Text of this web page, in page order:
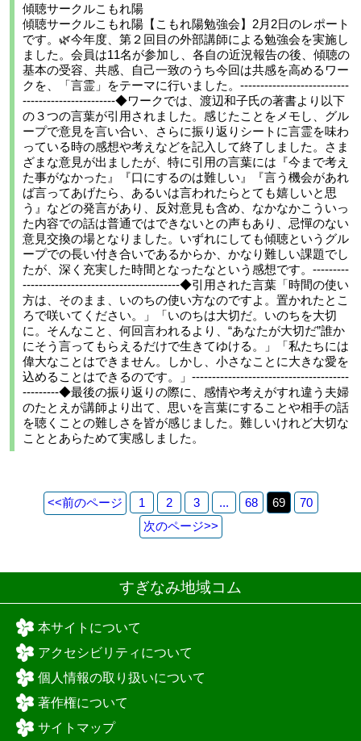
傾聴サークルこもれ陽
傾聴サークルこもれ陽【こもれ陽勉強会】2月2日のレポート
です。🌿今年度、第２回目の外部講師による勉強会を実施し
ました。会員は11名が参加し、各自の近況報告の後、傾聴の
基本の受容、共感、自己一致のうち今回は共感を高めるワー
クを、「言霊」をテーマに行いました。---------------------------
-----------------------◆ワークでは、渡辺和子氏の著書より以下
の３つの言葉が引用されました。感じたことをメモし、グル
ープで意見を言い合い、さらに振り返りシートに言霊を味わ
っている時の感想や考えなどを記入して終了しました。さま
ざまな意見が出ましたが、特に引用の言葉には『今まで考え
た事がなかった』『口にするのは難しい』『言う機会があれ
ば言ってあげたら、あるいは言われたらとても嬉しいと思
う』などの発言があり、反対意見も含め、なかなかこういっ
た内容での話は普通ではできないとの声もあり、忌憚のない
意見交換の場となりました。いずれにしても傾聴というグル
ープでの長い付き合いであるからか、かなり難しい課題でし
たが、深く充実した時間となったなという感想です。---------
---------------------------------------◆引用された言葉「時間の使い
方は、そのまま、いのちの使い方なのですよ。置かれたとこ
ろで咲いてください。」「いのちは大切だ。いのちを大切
に。そんなこと、何回言われるより、“あなたが大切だ”誰か
にそう言ってもらえるだけで生きてゆける。」「私たちには
偉大なことはできません。しかし、小さなことに大きな愛を
込めることはできるのです。」---------------------------------------
---------◆最後の振り返りの際に、感情や考えがすれ違う夫婦
のたとえが講師より出て、思いを言葉にすることや相手の話
を聴くことの難しさを皆が感じました。難しいけれど大切な
こととあらためて実感しました。
<<前のページ 1 2 3 ... 68 69
70
次のページ>>
すぎなみ地域コム
本サイトについて
アクセシビリティについて
個人情報の取り扱いについて
著作権について
サイトマップ